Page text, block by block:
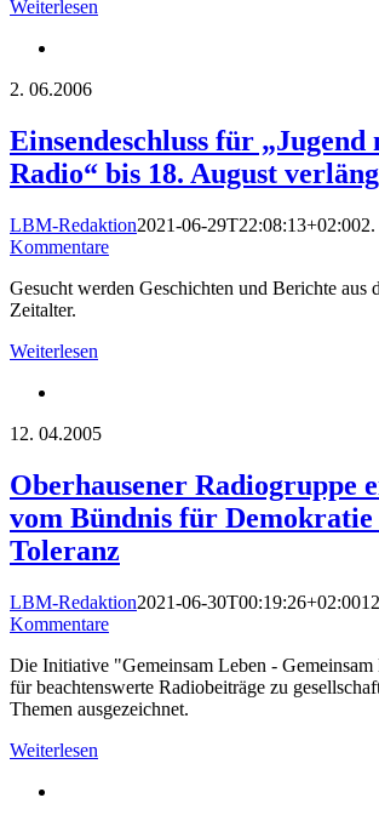
Weiterlesen
2. 06.2006
Einsendeschluss für „Jugend
Radio“ bis 18. August
LBM-Redaktion2021-06-29T22:08:13+02:00
Kommentare
Gesucht werden Geschichten und Berichte aus
Zeitalter.
Weiterlesen
12. 04.2005
Oberhausener Radiogruppe
vom Bündnis für Demokratie
Toleranz
LBM-Redaktion2021-06-30T00:19:26+02:00
Kommentare
Die Initiative "Gemeinsam Leben -
für beachtenswerte Radiobeiträge zu
Themen ausgezeichnet.
Weiterlesen